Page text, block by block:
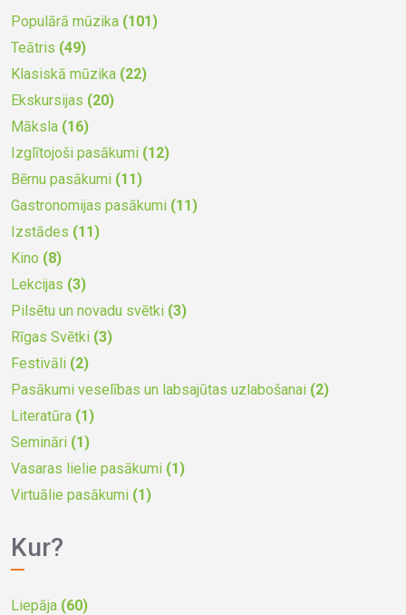
Populārā mūzika (101)
Teātris (49)
Klasiskā mūzika (22)
Ekskursijas (20)
Māksla (16)
Izglītojoši pasākumi (12)
Bērnu pasākumi (11)
Gastronomijas pasākumi (11)
Izstādes (11)
Kino (8)
Lekcijas (3)
Pilsētu un novadu svētki (3)
Rīgas Svētki (3)
Festivāli (2)
Pasākumi veselības un labsajūtas uzlabošanai (2)
Literatūra (1)
Semināri (1)
Vasaras lielie pasākumi (1)
Virtuālie pasākumi (1)
Kur?
Liepāja (60)